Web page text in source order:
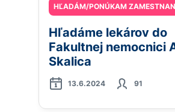
HĽADÁM/PONÚKAM
Hľadáme lekárov do
Fakultnej nemocnici
Skalica
13.6.2024 91